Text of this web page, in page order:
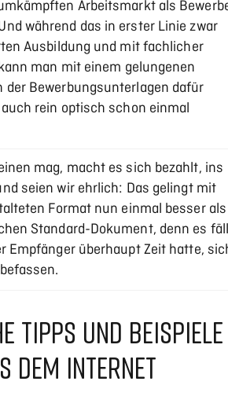
Arbeitsmarkt als
während das in erster Linie zwar
Ausbildung und mit fachlicher
man mit einem gelungenen
der Bewerbungsunterlagen dafür
rein optisch schon einmal
mag, macht es sich bezahlt, ins
seien wir ehrlich: Das gelingt mit
Format nun einmal besser als
Standard-Dokument, denn es
Empfänger überhaupt Zeit hatte,
TIPPS UND BEISPIELE
DEM INTERNET